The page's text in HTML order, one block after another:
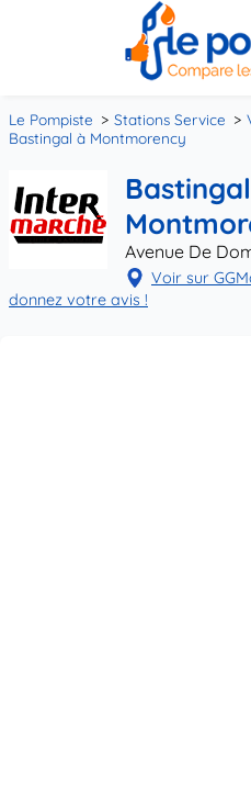
Le Pompiste Stations Service
Bastingal à Montmorency
Avenue De
Voir sur
donnez votre avis !